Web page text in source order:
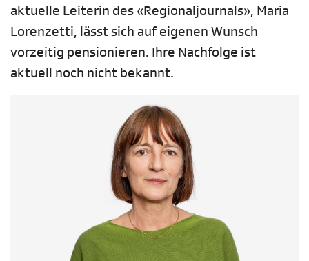
aktuelle Leiterin des «Regionaljournals», Maria
Lorenzetti, lässt sich auf eigenen Wunsch
vorzeitig pensionieren. Ihre Nachfolge ist
aktuell noch nicht bekannt.